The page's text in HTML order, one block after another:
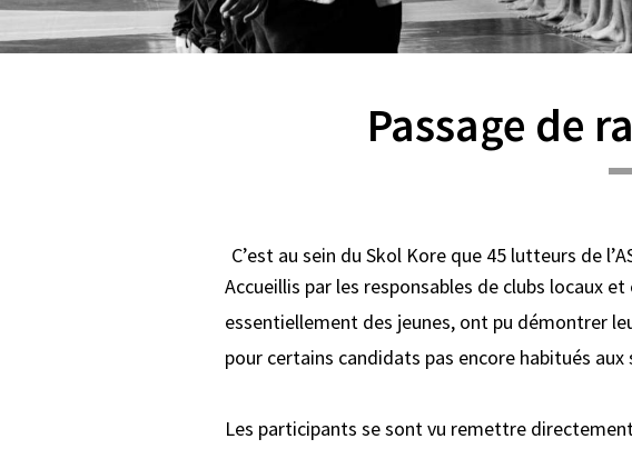
Passage de
C’est au sein du Skol Kore que 45 lutteurs de
Accueillis par les responsables de clubs locaux
essentiellement des jeunes, ont pu démontrer
pour certains candidats pas encore habitués
Les participants se sont vu remettre